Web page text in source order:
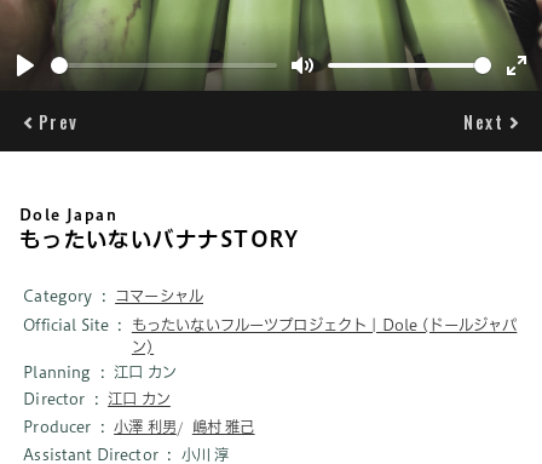
Mute
Prev Next
Dole Japan
もったいないバナナSTORY
Category
コマーシャル
Official Site
もったいないフルーツプロジェクト | Dole (ドールジャパ
ン)
Planning
江口 カン
Director
江口 カン
Producer
小澤 利男
嶋村 雅己
Assistant Director
小川 淳